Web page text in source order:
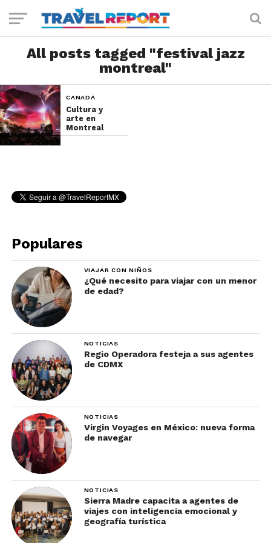
All posts tagged "festival jazz
montreal"
CANADÁ
Cultura y
arte en
Montreal
Populares
VIAJAR CON NIÑOS
¿Qué necesito para viajar con un menor
de edad?
NOTICIAS
Regio Operadora festeja a sus agentes
de CDMX
NOTICIAS
Virgin Voyages en México: nueva forma
de navegar
NOTICIAS
Sierra Madre capacita a agentes de
viajes con inteligencia emocional y
geografía turística